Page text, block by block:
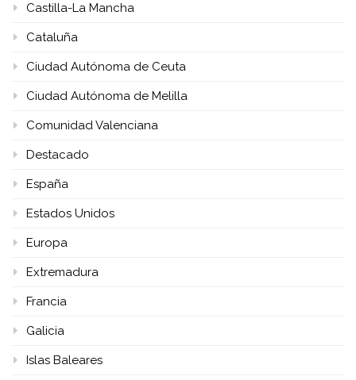
Castilla-La Mancha
Cataluña
Ciudad Autónoma de Ceuta
Ciudad Autónoma de Melilla
Comunidad Valenciana
Destacado
España
Estados Unidos
Europa
Extremadura
Francia
Galicia
Islas Baleares